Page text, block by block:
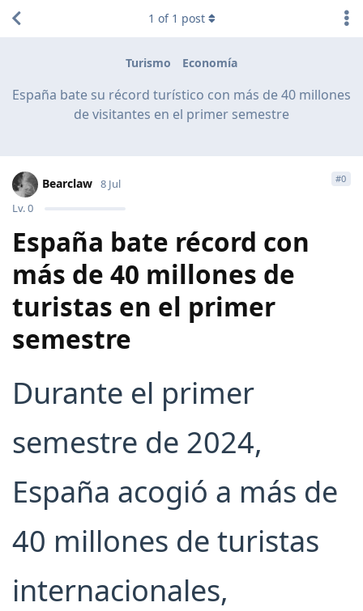
Turismo Economía
España bate su récord turístico con más de 40 millones
de visitantes en el primer semestre
1 of 1 post
Bearclaw
Lv.0
8 Jul #0
España bate récord con
más de 40 millones de
turistas en el primer
semestre
Durante el primer
semestre de 2024,
España acogió a más de
40 millones de turistas
internacionales,